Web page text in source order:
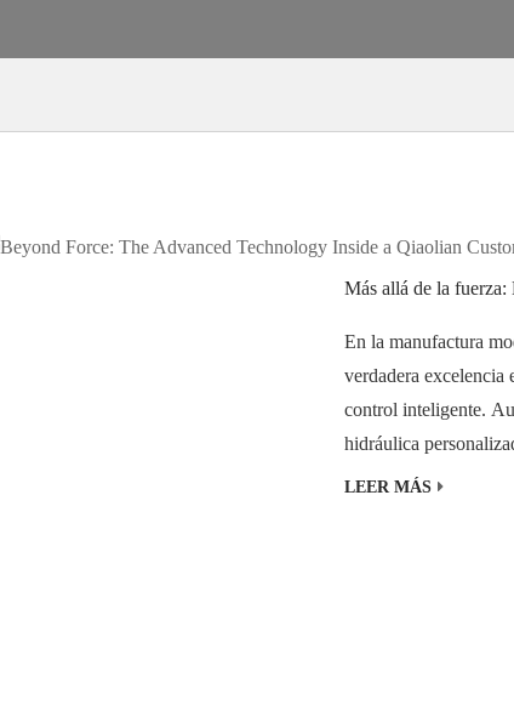
En la manufactura
verdadera
control inteligente.
hidráulica
LEER MÁS